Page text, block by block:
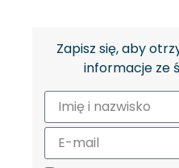
Zapisz się, aby
informacje ze